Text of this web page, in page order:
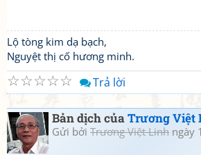
Lộ tòng kim dạ bạch,
Nguyệt thị cố hương minh.
☆
☆
☆
☆
☆ Trả lời
Bản dịch củaTrương Việt
Gửi bởi Trương Việt Linh ngày